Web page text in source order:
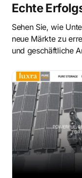
Echte
Sehen Sie, wie
neue Märkte zu
und geschäftliche